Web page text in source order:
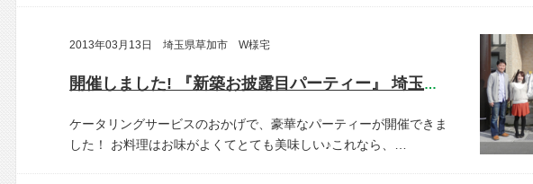
2013年03月13日 埼玉県草加市 W様宅
開催しました! 『新築お披露目パーティー』 埼玉県草加市 W様宅
ケータリングサービスのおかげで、豪華なパーティーが開催できま
した！
お料理はお味がよくてとても美味しい♪これなら、…